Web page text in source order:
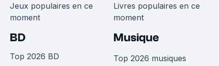
Jeux populaires en ce
moment
Livres populaires en ce
moment
BD
Top 2026 BD
Musique
Top 2026 musiques